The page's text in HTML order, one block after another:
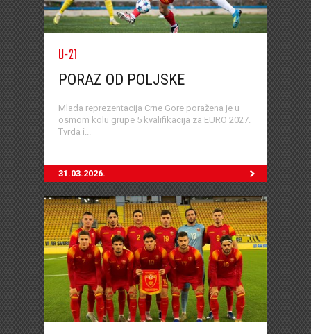
U-21
PORAZ OD POLJSKE
Mlada reprezentacija Crne Gore poražena je u
osmom kolu grupe 5 kvalifikacija za EURO 2027.
Tvrda i...
31.03.2026.